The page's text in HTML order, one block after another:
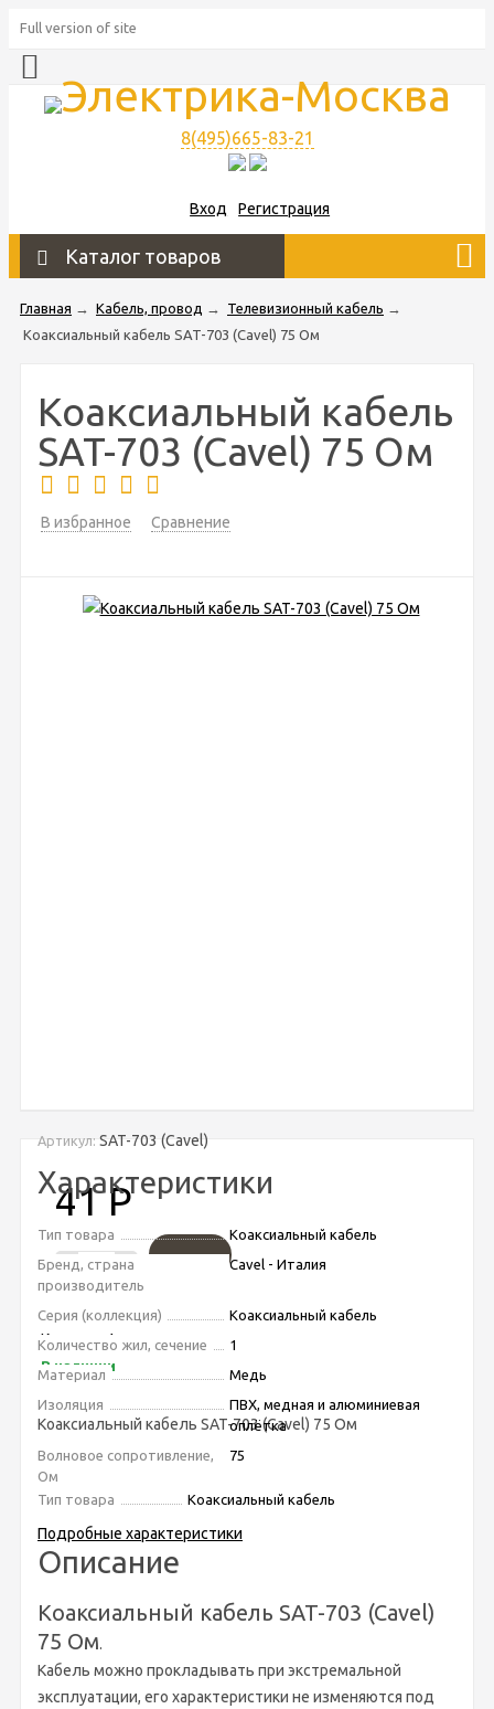
Full version of site
8(495)665-83-21
Вход Регистрация
Каталог товаров
Главная → Кабель, провод → Телевизионный кабель →
Коаксиальный кабель SAT-703 (Cavel) 75 Ом
Коаксиальный кабель
SAT-703 (Cavel) 75 Ом
В избранное Сравнение
Артикул: SAT-703 (Cavel)
41Р
- +
Купить в 1 клик
В наличии
Коаксиальный кабель SAT-703 (Cavel) 75 Ом
Подробное описание
Тип товара Коаксиальный кабель
Подробные характеристики
Характеристики
Тип товара
Коаксиальный кабель
Бренд, страна
производитель
Cavel - Италия
Серия (коллекция)
Коаксиальный кабель
Количество жил, сечение
1
Материал
Медь
Изоляция
ПВХ, медная и алюминиевая
оплётка
Волновое сопротивление,
Ом
75
Описание
Коаксиальный кабель SAT-703 (Cavel)
75 Ом.
Кабель можно прокладывать при экстремальной
эксплуатации, его характеристики не изменяются под